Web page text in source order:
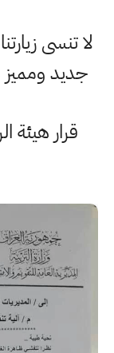
لا تنسى
جديد
قرار هيئة